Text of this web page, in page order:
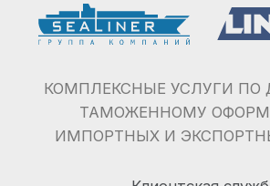
Наши реквизиты
Вопрос-ответ